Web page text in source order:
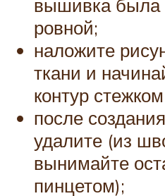
вышивка была
ровной;
наложите
ткани и
контур
после
удалите (из
вынимайте
пинцетом);